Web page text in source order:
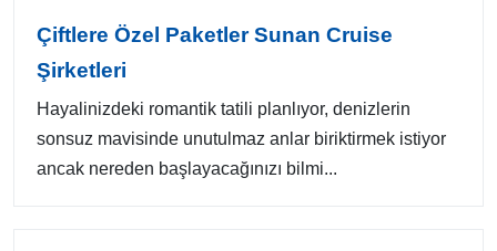
Çiftlere Özel Paketler Sunan Cruise
Şirketleri
Hayalinizdeki romantik tatili planlıyor, denizlerin
sonsuz mavisinde unutulmaz anlar biriktirmek istiyor
ancak nereden başlayacağınızı bilmi...